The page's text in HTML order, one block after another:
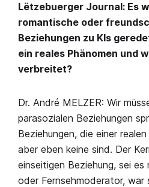
Lëtzebuerger Journal: Es
romantische oder
Beziehungen zu KIs
ein reales Phänomen und
verbreitet?
Dr. André MELZER: Wir
parasozialen Beziehungen
Beziehungen, die einer
aber eben keine sind. Der
einseitigen Beziehung, sei
oder Fernsehmoderator, war